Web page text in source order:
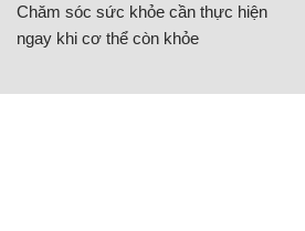
Chăm sóc sức khỏe cần thực hiện
ngay khi cơ thể còn khỏe